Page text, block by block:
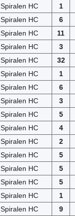
Spiralen HC 1
Spiralen HC
6
Spiralen HC
11
Spiralen HC 3
Spiralen HC
32
Spiralen HC
1
Spiralen HC
6
Spiralen HC
3
Spiralen HC 5
Spiralen HC
4
Spiralen HC
2
Spiralen HC
5
Spiralen HC
5
Spiralen HC 5
Spiralen HC
1
Spiralen HC
9